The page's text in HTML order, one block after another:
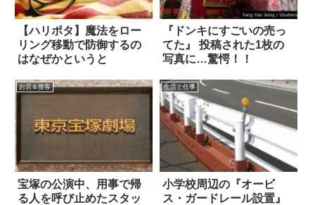
【ハリポタ】魔法をロー
リング移動で防御するの
はなぜかというと
『ドンキにすごいの売っ
てた』 投稿された1枚の
写真に…驚愕！！
お店＆接客
宝塚の公演中、用事で帰
る人を呼び止めたスタッ
生活と仕事
小学校周辺の『オービ
ス・ガードレール設置』